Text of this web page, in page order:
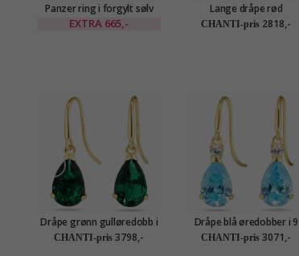
Panzer ring i forgylt sølv
EXTRA 665,-
Lange dråpe rød
gulløredobb i 14 karat gull
med syntetisk rubin - Gold
CHANTI-pris 2818,-
Dråpe grønn gulløredobb i
14 karat gull med syntetisk
smaragd - Gold Collection
CHANTI-pris 3798,-
Dråpe blå øredobber i 9
karat gull med zirkon og
syntetisk topas - Gold
CHANTI-pris 3071,-